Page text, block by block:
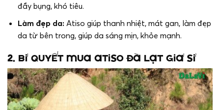
đầy bụng, khó tiêu.
Làm đẹp da: Atiso giúp thanh nhiệt, mát gan, làm đẹp
da từ bên trong, giúp da sáng mịn, khỏe mạnh.
2. Bí quyết mua atiso Đà Lạt giá sỉ